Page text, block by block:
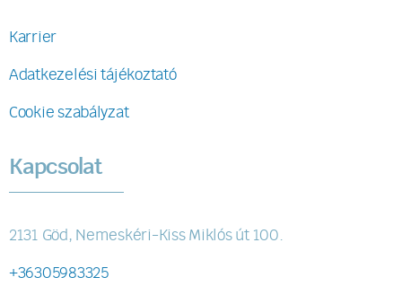
Karrier
Adatkezelési tájékoztató
Cookie szabályzat
Kapcsolat
2131 Göd, Nemeskéri-Kiss Miklós út 100.
+36305983325